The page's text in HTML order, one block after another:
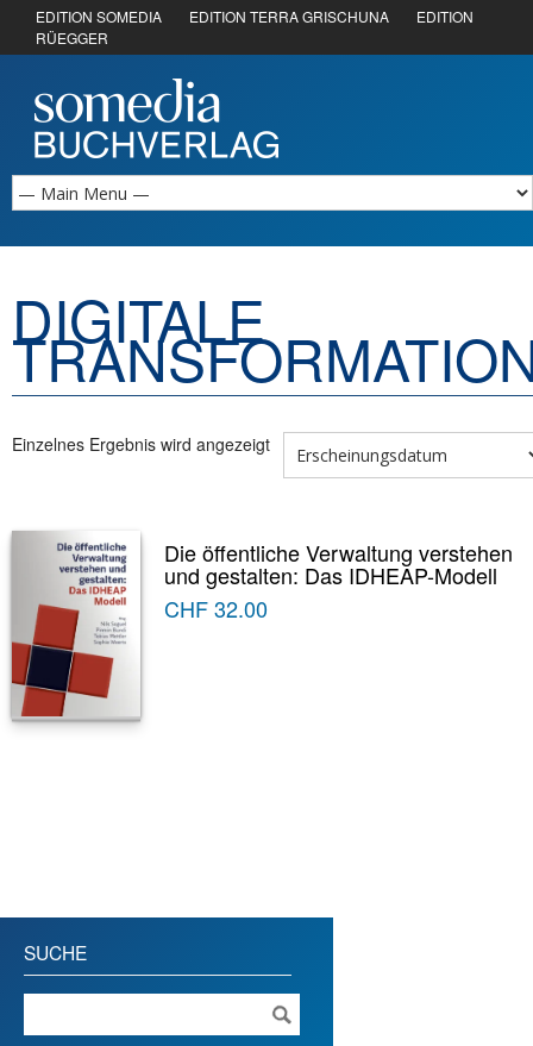
EDITION SOMEDIA EDITION TERRA GRISCHUNA
EDITION
RÜEGGER
DIGITALE
Einzelnes Ergebnis wird angezeigt
Die öffentliche Verwaltung verstehen
und gestalten: Das IDHEAP-Modell
CHF32.00
SUCHE